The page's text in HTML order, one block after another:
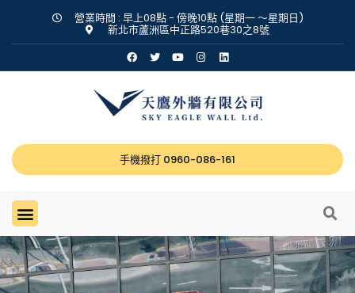
營業時間 : 早上08點 - 傍晚10點 (星期一 ～星期日)
新北市蘆洲區中正路520巷30之8號
手機撥打 0960-086-161